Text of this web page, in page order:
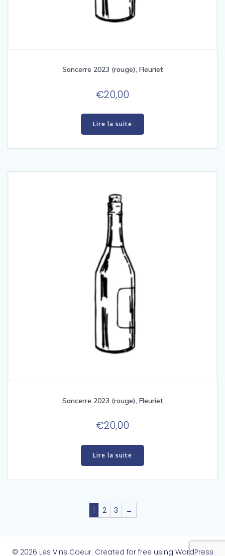
Sancerre 2023 (rouge), Fleuriet
€20,00
Lire la suite
Sancerre 2023 (rouge), Fleuriet
€20,00
Lire la suite
1 2 3 →
© 2026 Les Vins Coeur. Created for free using WordPress